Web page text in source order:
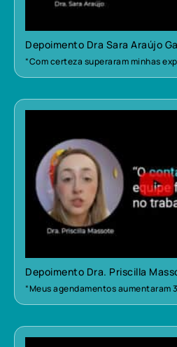
Depoimento Dra Sara Araújo
“Com certeza superaram minhas
Depoimento Dra. Priscilla
“Meus agendamentos aumentaram